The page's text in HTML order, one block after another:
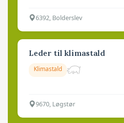
6392, Bolderslev
Leder til klimastald
Klimastald
9670, Løgstør